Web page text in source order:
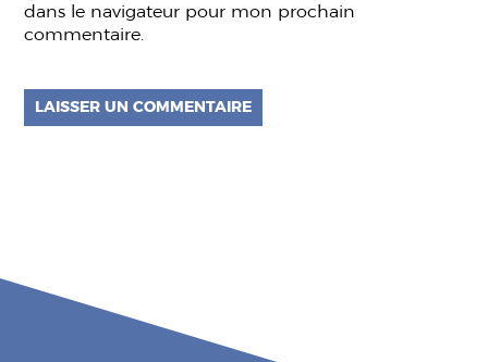
dans le navigateur pour mon prochain
commentaire.